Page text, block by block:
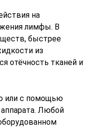
на
лимфы. В
быстрее
из
отёчность тканей и
или с помощью
Любой